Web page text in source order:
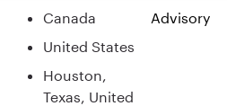
Canada
United States
Houston,
Texas, United
Advisory